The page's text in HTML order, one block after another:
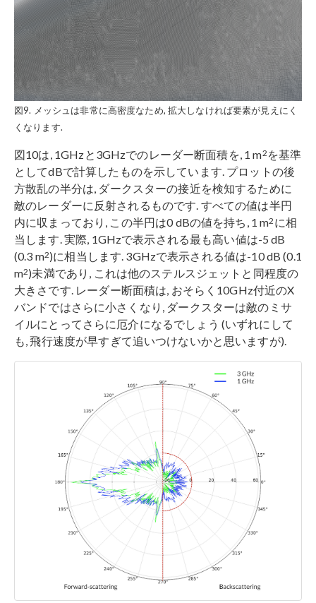
図9. メッシュは非常に高密度なため, 拡大しなければ要素が見えにく
くなります.
図10は, 1GHzと3GHzでのレーダー断面積を, 1 m2 を基準
としてdBで計算したものを示しています. プロットの後
方散乱の半分は, ダークスターの接近を検知するために
敵のレーダーに反射されるものです. すべての値は半円
内に収まっており, この半円は0 dBの値を持ち, 1 m2 に相
当します. 実際, 1GHzで表示される最も高い値は-5 dB
(0.3 m2)に相当します. 3GHzで表示される値は-10 dB (0.1
m2)未満であり, これは他のステルスジェットと同程度の
大きさです. レーダー断面積は, おそらく10GHz付近のX
バンドではさらに小さくなり, ダークスターは敵のミサ
イルにとってさらに厄介になるでしょう (いずれにして
も, 飛行速度が早すぎて追いつけないかと思いますが).